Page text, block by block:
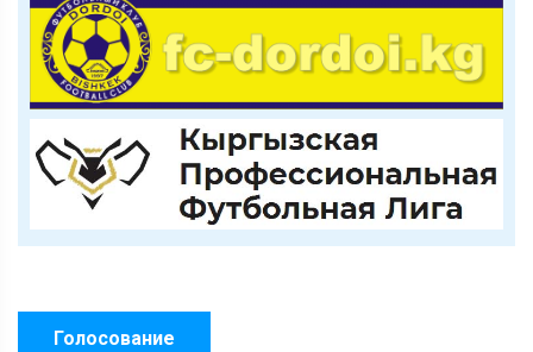
Голосование